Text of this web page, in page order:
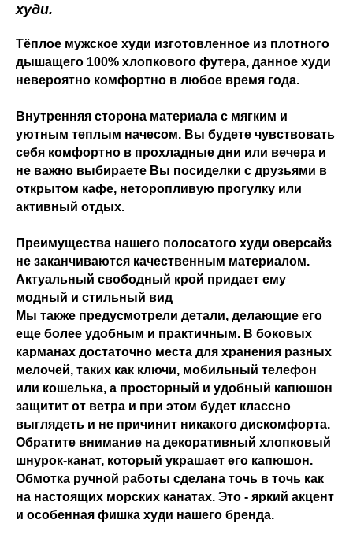
худи.
Тёплое мужское худи изготовленное из плотного
дышащего 100% хлопкового футера, данное худи
невероятно комфортно в любое время года.
Внутренняя сторона материала с мягким и
уютным теплым начесом. Вы будете чувствовать
себя комфортно в прохладные дни или вечера и
не важно выбираете Вы посиделки с друзьями в
открытом кафе, неторопливую прогулку или
активный отдых.
Преимущества нашего полосатого худи оверсайз
не заканчиваются качественным материалом.
Актуальный свободный крой придает ему
модный и стильный вид
Мы также предусмотрели детали, делающие его
еще более удобным и практичным. В боковых
карманах достаточно места для хранения разных
мелочей, таких как ключи, мобильный телефон
или кошелька, а просторный и удобный капюшон
защитит от ветра и при этом будет классно
выглядеть и не причинит никакого дискомфорта.
Обратите внимание на декоративный хлопковый
шнурок-канат, который украшает его капюшон.
Обмотка ручной работы сделана точь в точь как
на настоящих морских канатах. Это - яркий акцент
и особенная фишка худи нашего бренда.